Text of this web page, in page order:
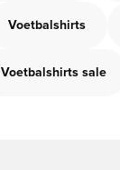
Voetbalshirts
Voetbalshirts sale